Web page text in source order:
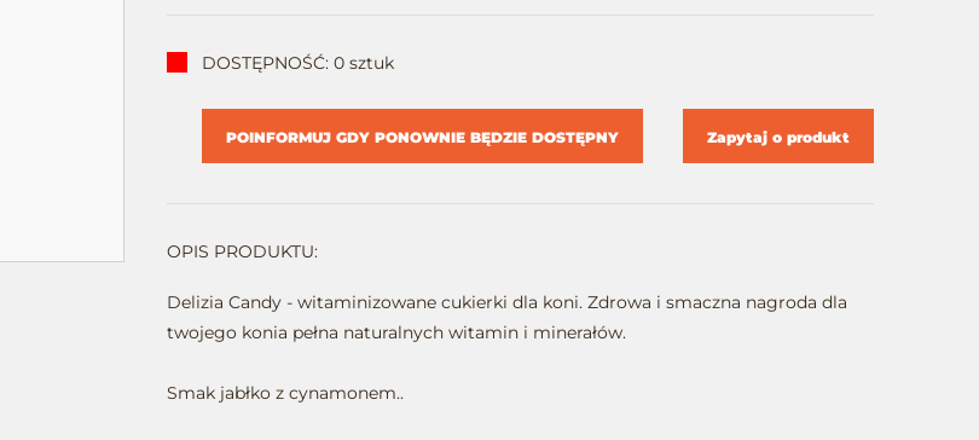
DOSTĘPNOŚĆ: 0 sztuk
POINFORMUJ GDY PONOWNIE BĘDZIE DOSTĘPNY Zapytaj o produkt
OPIS PRODUKTU:
Delizia Candy - witaminizowane cukierki dla koni. Zdrowa i smaczna nagroda dla
twojego konia pełna naturalnych witamin i minerałów.
Smak jabłko z cynamonem..